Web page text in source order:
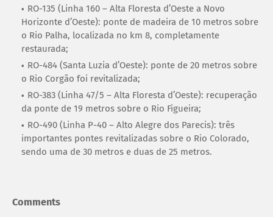
RO-135 (Linha 160 – Alta Floresta d’Oeste a Novo
Horizonte d’Oeste): ponte de madeira de 10 metros sobre
o Rio Palha, localizada no km 8, completamente
restaurada;
RO-484 (Santa Luzia d’Oeste): ponte de 20 metros sobre
o Rio Corgão foi revitalizada;
RO-383 (Linha 47/5 – Alta Floresta d’Oeste): recuperação
da ponte de 19 metros sobre o Rio Figueira;
RO-490 (Linha P-40 – Alto Alegre dos Parecis): três
importantes pontes revitalizadas sobre o Rio Colorado,
sendo uma de 30 metros e duas de 25 metros.
Comments